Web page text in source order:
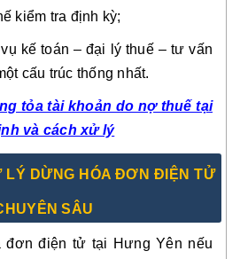
kiểm tra định kỳ;
kế toán – đại lý thuế – tư vấn
cấu trúc thống nhất.
tỏa tài khoản do nợ thuế tại
và cách xử lý
LÝ DỪNG HÓA ĐƠN ĐIỆN TỬ
SÂU
đơn điện tử tại Hưng Yên nếu